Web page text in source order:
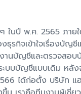
ๆ ในปี พ.ศ. 2565
ธุรกิจเข้าใจเรื่องบัญ
านบัญชีและตรวจสอบ
บบบัญชีแบบเดิม หลัง
ได้ก่อตั้ง บริษัท แ